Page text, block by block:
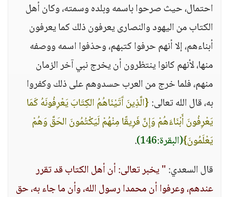
احتمال، حيث صرحوا باسمه وبلده وسمته، وكان أهل
الكتاب من اليهود والنصارى يعرفون ذلك كما يعرفون
أبناءهم، إلا أنهم حرفوا كتبهم، وحذفوا اسمه ووصفه
منها، لأنهم كانوا ينتظرون أن يخرج نبي آخر الزمان
منهم، فلما خرج من العرب حسدوهم على ذلك وكفروا
به، قال الله تعالى:{الَّذِينَ آَتَيْنَاهُمُ الكِتَابَ يَعْرِفُونَهُ كَمَا
يَعْرِفُونَ أَبْنَاءَهُمْ وَإِنَّ فَرِيقًا مِنْهُمْ لَيَكْتُمُونَ الحَقَّ وَهُمْ
يَعْلَمُونَ}(البقرة:146)
.
قال السعدي:" يخبر تعالى: أن أهل الكتاب قد تقرر
عندهم، وعرفوا أن محمدا رسول الله، وأن ما جاء به، حق